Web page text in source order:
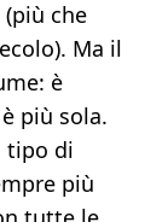
che
Ma il
è
più sola.
tipo di
più